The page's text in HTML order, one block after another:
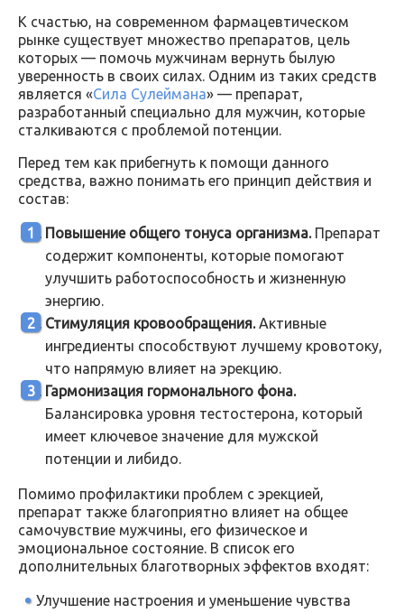
К счастью, на современном фармацевтическом
рынке существует множество препаратов, цель
которых — помочь мужчинам вернуть былую
уверенность в своих силах. Одним из таких средств
является «Сила Сулеймана» — препарат,
разработанный специально для мужчин, которые
сталкиваются с проблемой потенции.
Перед тем как прибегнуть к помощи данного
средства, важно понимать его принцип действия и
состав:
Повышение общего тонуса организма. Препарат
содержит компоненты, которые помогают
улучшить работоспособность и жизненную
энергию.
Стимуляция кровообращения. Активные
ингредиенты способствуют лучшему кровотоку,
что напрямую влияет на эрекцию.
Гармонизация гормонального фона.
Балансировка уровня тестостерона, который
имеет ключевое значение для мужской
потенции и либидо.
Помимо профилактики проблем с эрекцией,
препарат также благоприятно влияет на общее
самочувствие мужчины, его физическое и
эмоциональное состояние. В список его
дополнительных благотворных эффектов входят:
Улучшение настроения и уменьшение чувства